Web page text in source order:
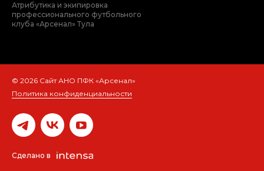
Атрибутика и экипировка
профессионального футбольного
клуба «Арсенал» Тула
© 2026 Сайт АНО ПФК «Арсенал»
Политика конфиденциальности
Сделано в